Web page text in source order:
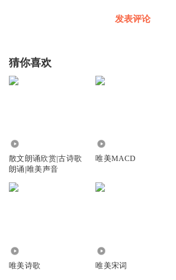
发表评论
猜你喜欢
散文朗诵欣赏|古诗歌
朗诵|唯美声音
唯美MACD
唯美诗歌 唯美宋词